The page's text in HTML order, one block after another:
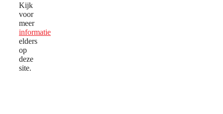
Kijk
voor
meer
informatie
elders
op
deze
site.